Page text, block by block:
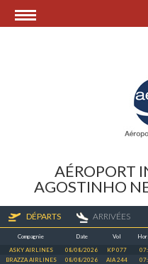
AÉROPORT
AGOSTINHO
DÉPARTS ARRIVÉES
Compagnie Date Vol
ASKY AIRLINES
08/08/2026 KP 077
BRAZZA AIRLINES
08/08/2026 AIA 244